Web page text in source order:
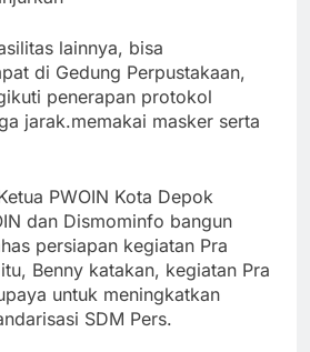
lainnya, bisa
di Gedung Perpustakaan,
penerapan protokol
jarak.memakai masker serta
PWOIN Kota Depok
dan Dismominfo bangun
persiapan kegiatan Pra
Benny katakan, kegiatan Pra
untuk meningkatkan
SDM Pers.